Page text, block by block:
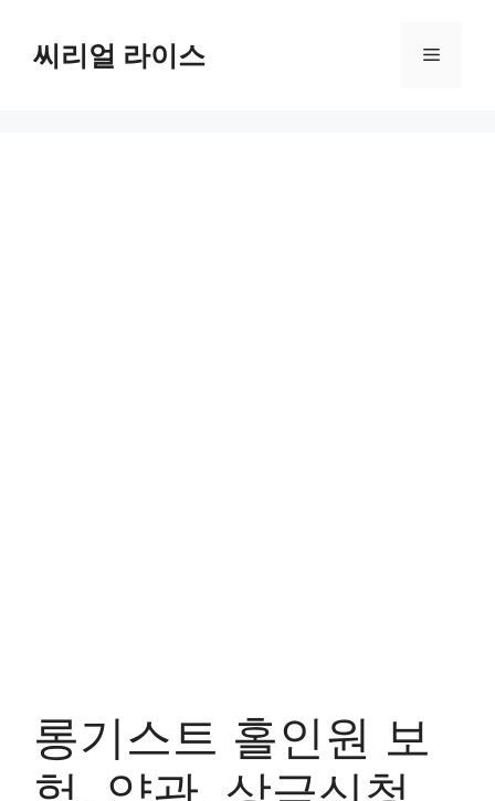
씨리얼 라이스 메
롱기스트 홀인원 보